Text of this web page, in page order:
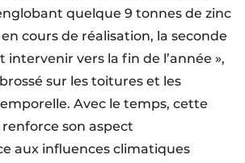
quelque 9 tonnes de zinc
cours de réalisation, la seconde
vers la fin de l’année »,
sur les toitures et les
Avec le temps, cette
son aspect
aux influences climatiques